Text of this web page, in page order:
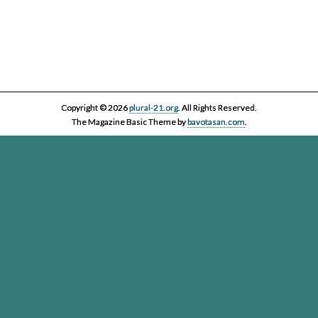
Copyright © 2026plural-21.org. All Rights Reserved.
The Magazine Basic Theme bybavotasan.com.